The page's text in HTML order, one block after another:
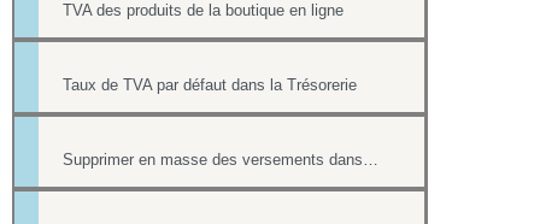
TVA des produits de la boutique en ligne
Taux de TVA par défaut dans la Trésorerie
Supprimer en masse des versements dans la Trésorerie